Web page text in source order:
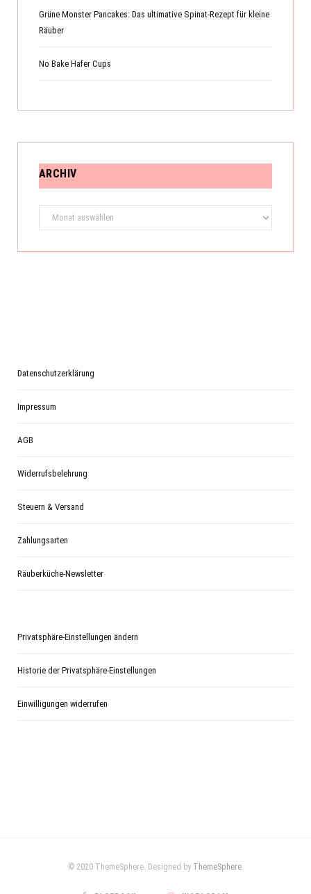
Grüne Monster Pancakes: Das ultimative Spinat-Rezept für kleine
Räuber
No Bake Hafer Cups
ARCHIV
Archiv
Datenschutzerklärung
Impressum
AGB
Widerrufsbelehrung
Steuern & Versand
Zahlungsarten
Räuberküche-Newsletter
Privatsphäre-Einstellungen ändern
Historie der Privatsphäre-Einstellungen
Einwilligungen widerrufen
© 2020 ThemeSphere. Designed by ThemeSphere.